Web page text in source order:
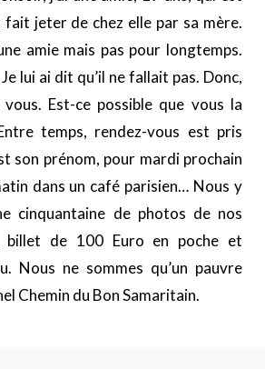
fait jeter de chez elle par sa mère.
amie mais pas pour longtemps.
lui ai dit qu’il ne fallait pas. Donc,
Est-ce possible que vous la
temps, rendez-vous est pris
son prénom, pour mardi prochain
dans un café parisien… Nous y
cinquantaine de photos de nos
billet de 100 Euro en poche et
Nous ne sommes qu’un pauvre
Chemin du Bon Samaritain.